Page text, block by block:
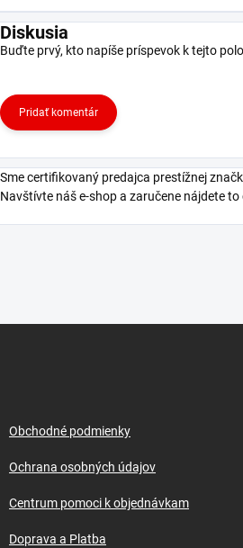
Diskusia
Buďte prvý, kto napíše príspevok k tejto
Pridať komentár
Sme certifikovaný predajca prestížnej
Navštívte náš e-shop a zaručene nájdete
Obchodné podmienky
Ochrana osobných údajov
Centrum pomoci k objednávkam
Doprava a Platba